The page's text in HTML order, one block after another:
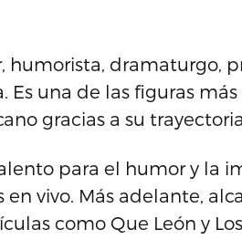
humorista, dramaturgo,
Es una de las figuras
gracias a su
para el humor y la
en vivo. Más adelante,
como Que León y